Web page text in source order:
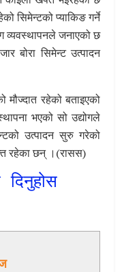
सिमेन्टको प्याकिङ गर्ने
व्यवस्थापनले जनाएको छ
बोरा सिमेन्ट उत्पादन
मौज्दात रहेको बताइएको
भएको सो उद्योगले
उत्पादन सुरु गरेको
रहेका छन् ।(रासस)
दिनुहोस